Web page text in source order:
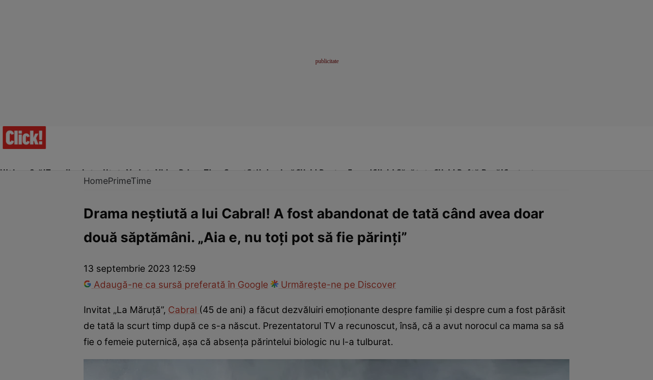
Ultima Oră!Trending Actualitate Vedete Video Prime Time SportStil de viațăClick! Pentru FemeiClick! Sănătate Click! Poftă Bună!Contact
Românii au talentSurvivor RomâniaChefi la cuțiteEurovison
HomePrimeTime
Drama neștiută a lui Cabral! A fost abandonat de tată când avea doar
două săptămâni. „Aia e, nu toți pot să fie părinți”
13 septembrie 2023 12:59
Adaugă-ne ca sursă preferată în Google
Urmărește-ne pe Discover
Invitat „La Măruță”, Cabral (45 de ani) a făcut dezvăluiri emoționante despre familie și despre cum a fost părăsit
de tată la scurt timp după ce s-a născut. Prezentatorul TV a recunoscut, însă, că a avut norocul ca mama sa să
fie o femeie puternică, așa că absența părintelui biologic nu l-a tulburat.